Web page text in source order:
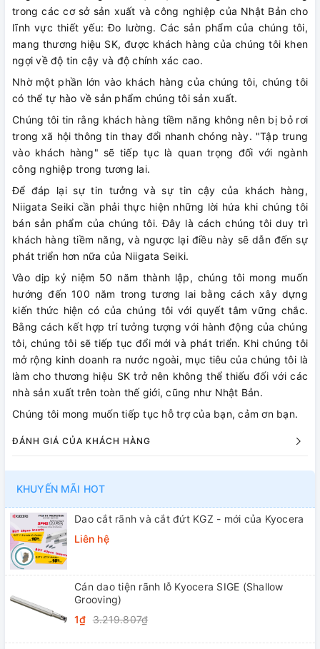
trong các cơ sở sản xuất và công nghiệp của Nhật Bản cho
lĩnh vực thiết yếu: Đo lường. Các sản phẩm của chúng tôi,
mang thương hiệu SK, được khách hàng của chúng tôi khen
ngợi về độ tin cậy và độ chính xác cao.
Nhờ một phần lớn vào khách hàng của chúng tôi, chúng tôi
có thể tự hào về sản phẩm chúng tôi sản xuất.
Chúng tôi tin rằng khách hàng tiềm năng không nên bị bỏ rơi
trong xã hội thông tin thay đổi nhanh chóng này. "Tập trung
vào khách hàng" sẽ tiếp tục là quan trọng đối với ngành
công nghiệp trong tương lai.
Để đáp lại sự tin tưởng và sự tin cậy của khách hàng,
Niigata Seiki cần phải thực hiện những lời hứa khi chúng tôi
bán sản phẩm của chúng tôi. Đây là cách chúng tôi duy trì
khách hàng tiềm năng, và ngược lại điều này sẽ dẫn đến sự
phát triển hơn nữa của Niigata Seiki.
Vào dịp kỷ niệm 50 năm thành lập, chúng tôi mong muốn
hướng đến 100 năm trong tương lai bằng cách xây dựng
kiến ​​thức hiện có của chúng tôi với quyết tâm vững chắc.
Bằng cách kết hợp trí tưởng tượng với hành động của chúng
tôi, chúng tôi sẽ tiếp tục đổi mới và phát triển. Khi chúng tôi
mở rộng kinh doanh ra nước ngoài, mục tiêu của chúng tôi là
làm cho thương hiệu SK trở nên không thể thiếu đối với các
nhà sản xuất trên toàn thế giới, cũng như Nhật Bản.
Chúng tôi mong muốn tiếp tục hỗ trợ của bạn, cảm ơn bạn.
ĐÁNH GIÁ CỦA KHÁCH HÀNG
KHUYẾN MÃI HOT
Dao cắt rãnh và cắt đứt KGZ - mới của Kyocera
Liên hệ
Cán dao tiện rãnh lỗ Kyocera SIGE (Shallow
Grooving)
1₫ 3.219.807₫